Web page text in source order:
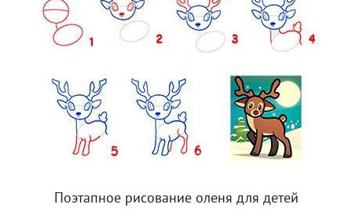
Поэтапное рисование оленя для детей